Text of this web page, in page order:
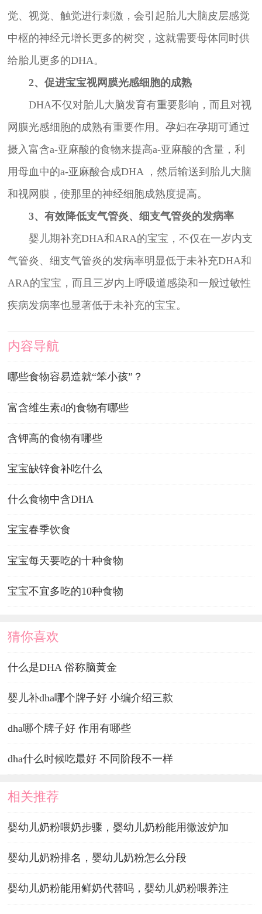
觉、视觉、触觉进行刺激，会引起胎儿大脑皮层感觉
中枢的神经元增长更多的树突，这就需要母体同时供
给胎儿更多的DHA。
2、促进宝宝视网膜光感细胞的成熟
DHA不仅对胎儿大脑发育有重要影响，而且对视
网膜光感细胞的成熟有重要作用。孕妇在孕期可通过
摄入富含a-亚麻酸的食物来提高a-亚麻酸的含量，利
用母血中的a-亚麻酸合成DHA ，然后输送到胎儿大脑
和视网膜，使那里的神经细胞成熟度提高。
3、有效降低支气管炎、细支气管炎的发病率
婴儿期补充DHA和ARA的宝宝，不仅在一岁内支
气管炎、细支气管炎的发病率明显低于未补充DHA和
ARA的宝宝，而且三岁内上呼吸道感染和一般过敏性
疾病发病率也显著低于未补充的宝宝。
内容导航
哪些食物容易造就“笨小孩”？
富含维生素d的食物有哪些
含钾高的食物有哪些
宝宝缺锌食补吃什么
什么食物中含DHA
宝宝春季饮食
宝宝每天要吃的十种食物
宝宝不宜多吃的10种食物
猜你喜欢
什么是DHA 俗称脑黄金
婴儿补dha哪个牌子好 小编介绍三款
dha哪个牌子好 作用有哪些
dha什么时候吃最好 不同阶段不一样
相关推荐
婴幼儿奶粉喂奶步骤，婴幼儿奶粉能用微波炉加
婴幼儿奶粉排名，婴幼儿奶粉怎么分段
婴幼儿奶粉能用鲜奶代替吗，婴幼儿奶粉喂养注